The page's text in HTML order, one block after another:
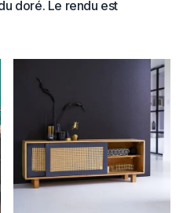
doré. Le rendu est